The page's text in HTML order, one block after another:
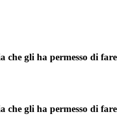
gli ha permesso di fare
gli ha permesso di fare